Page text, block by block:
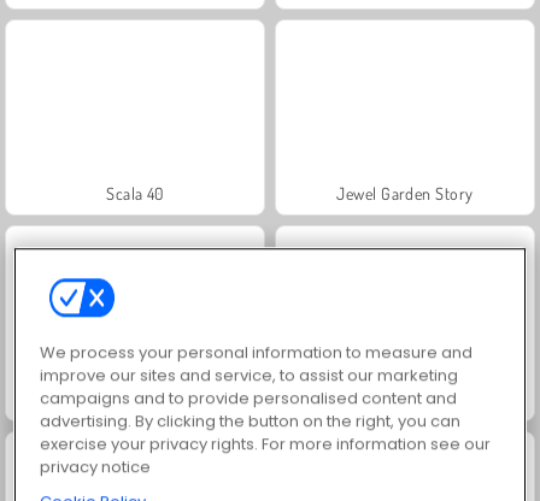
Scala 40 Jewel Garden Story
Juice Merge Farm Merge Valley
We process your personal information to measure and
improve our sites and service, to assist our marketing
campaigns and to provide personalised content and
advertising. By clicking the button on the right, you can
exercise your privacy rights. For more information see our
privacy notice